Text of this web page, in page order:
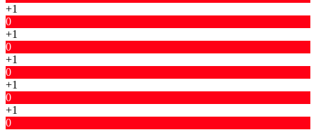
+1
0
+1
0
+1
0
+1
0
+1
0